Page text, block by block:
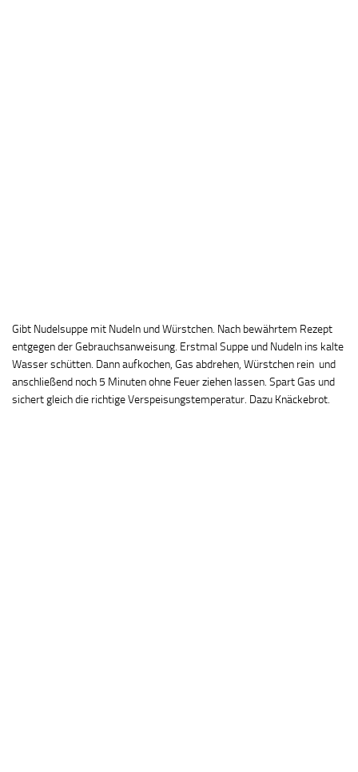
Gibt Nudelsuppe mit Nudeln und Würstchen. Nach bewährtem Rezept
entgegen der Gebrauchsanweisung. Erstmal Suppe und Nudeln ins kalte
Wasser schütten. Dann aufkochen, Gas abdrehen, Würstchen rein und
anschließend noch 5 Minuten ohne Feuer ziehen lassen. Spart Gas und
sichert gleich die richtige Verspeisungstemperatur. Dazu Knäckebrot.